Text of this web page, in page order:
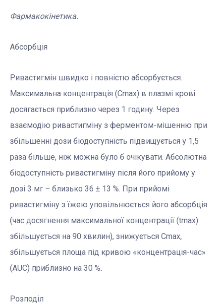
Фармакокінетика.
Абсорбція
Ривастигмін швидко і повністю абсорбується.
Максимальна концентрація (Сmax) в плазмі крові
досягається приблизно через 1 годину. Через
взаємодію ривастигміну з ферментом-мішенню при
збільшенні дози біодоступність підвищується у 1,5
раза більше, ніж можна було б очікувати. Абсолютна
біодоступність ривастигміну після його прийому у
дозі 3 мг – близько 36 ± 13 %. При прийомі
ривастигміну з їжею уповільнюється його абсорбція
(час досягнення максимальної концентрації (tmax)
збільшується на 90 хвилин), знижується Сmax,
збільшується площа під кривою «концентрація-час»
(AUC) приблизно на 30 %.
Розподіл